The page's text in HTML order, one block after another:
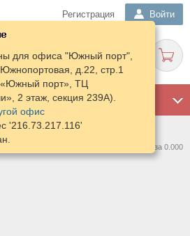
Регистрация Войти
для офиса "Южный порт",
д.22, стр.1
«Южный порт», ТЦ
2 этаж, секция 239А).
офис
'216.73.217.116'
Нашлось предложений: 0 за 0.000